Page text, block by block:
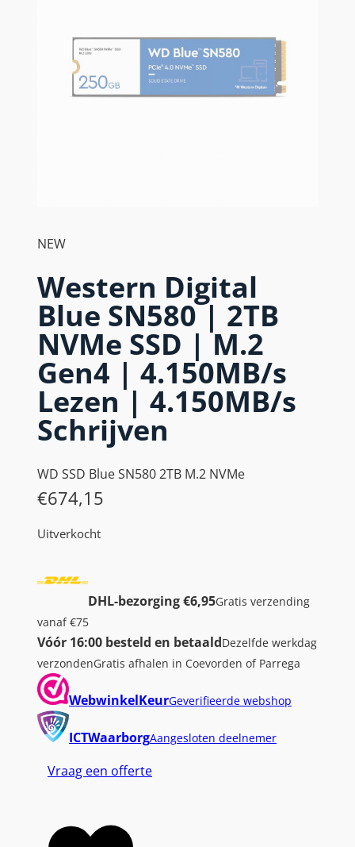
NEW
Western Digital
Blue SN580 | 2TB
NVMe SSD | M.2
Gen4 | 4.150MB/s
Lezen | 4.150MB/s
Schrijven
WD SSD Blue SN580 2TB M.2 NVMe
€674,15
Uitverkocht
DHL-bezorging €6,95Gratis verzending
vanaf €75
Vóór 16:00 besteld en betaaldDezelfde werkdag
verzondenGratis afhalen in Coevorden of Parrega
WebwinkelKeurGeverifieerde webshop
ICTWaarborgAangesloten deelnemer
Vraag een offerte